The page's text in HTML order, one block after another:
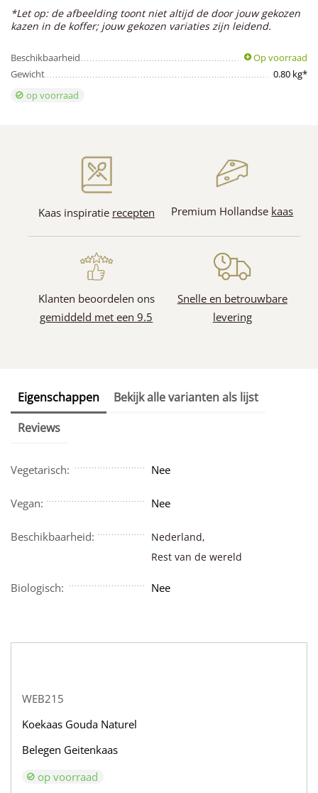
*Let op: de afbeelding toont niet altijd de door jouw gekozen
kazen in de koffer; jouw gekozen variaties zijn leidend.
Beschikbaarheid
Op voorraad
Gewicht
0.80 kg*
op voorraad
Kaas inspiratie recepten Premium Hollandse kaas
Klanten beoordelen ons
gemiddeld met een 9.5
Snelle en betrouwbare
levering
Eigenschappen
Bekijk alle varianten als lijst
Reviews
Vegetarisch: Nee
Vegan: Nee
Beschikbaarheid:
Nederland,
Rest van de wereld
Biologisch: Nee
WEB215
Koekaas Gouda Naturel
Belegen Geitenkaas
op voorraad